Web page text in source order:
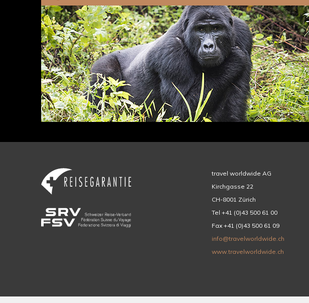
travel worldwide AG
Kirchgasse 22
CH-8001 Zürich
Tel +41 (0)43 500 61 00
Fax +41 (0)43 500 61 09
info@travelworldwide.ch
www.travelworldwide.ch